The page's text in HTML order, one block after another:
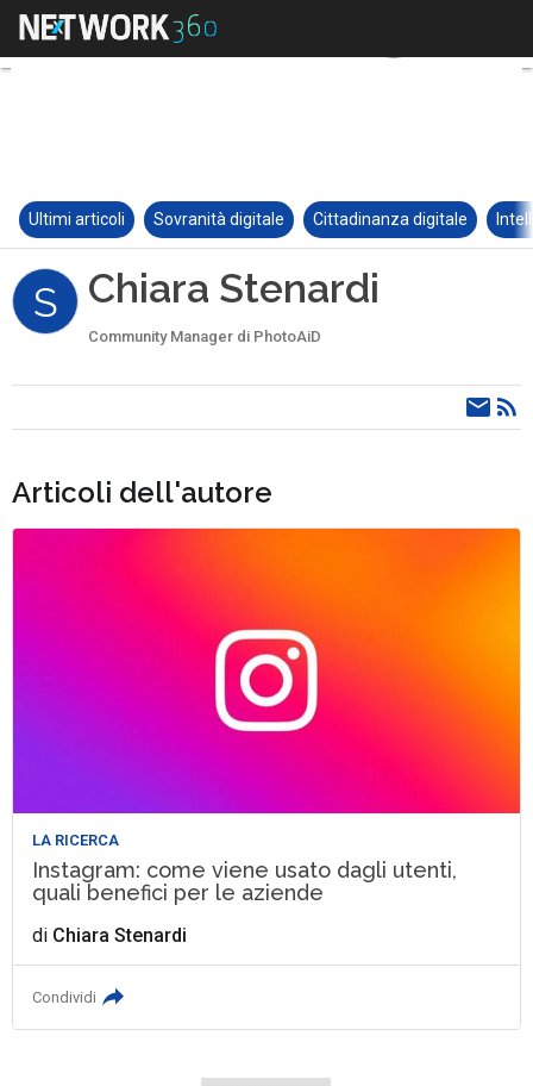
Ultimi articoli Sovranità digitale Cittadinanza digitale
S Chiara Stenardi
Community Manager di PhotoAiD
Articoli dell'autore
LA RICERCA
Instagram: come viene usato dagli utenti,
quali benefici per le aziende
di Chiara Stenardi
Condividi